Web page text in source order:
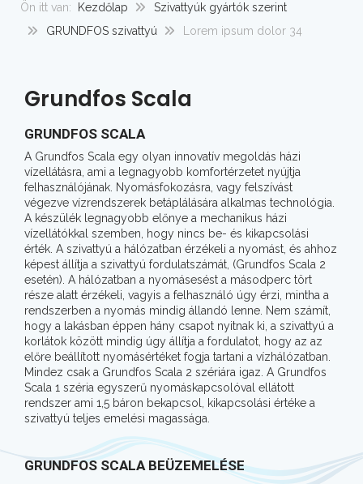
Ön itt van: Kezdőlap
Szivattyúk gyártók szerint
GRUNDFOS szivattyú
Lorem ipsum dolor 34
Grundfos Scala
GRUNDFOS SCALA
A Grundfos Scala egy olyan innovatív megoldás házi
vízellátásra, ami a legnagyobb komfortérzetet nyújtja
felhasználójának. Nyomásfokozásra, vagy felszívást
végezve vízrendszerek betáplálására alkalmas technológia.
A készülék legnagyobb előnye a mechanikus házi
vízellátókkal szemben, hogy nincs be- és kikapcsolási
érték. A szivattyú a hálózatban érzékeli a nyomást, és ahhoz
képest állítja a szivattyú fordulatszámát, (Grundfos Scala 2
esetén). A hálózatban a nyomásesést a másodperc tört
része alatt érzékeli, vagyis a felhasználó úgy érzi, mintha a
rendszerben a nyomás mindig állandó lenne. Nem számít,
hogy a lakásban éppen hány csapot nyitnak ki, a szivattyú a
korlátok között mindig úgy állítja a fordulatot, hogy az az
előre beállított nyomásértéket fogja tartani a vízhálózatban.
Mindez csak a Grundfos Scala 2 szériára igaz. A Grundfos
Scala 1 széria egyszerű nyomáskapcsolóval ellátott
rendszer ami 1,5 báron bekapcsol, kikapcsolási értéke a
szivattyú teljes emelési magassága.
GRUNDFOS SCALA BEÜZEMELÉSE